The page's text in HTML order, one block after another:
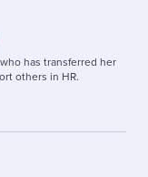
has transferred her
others in HR.